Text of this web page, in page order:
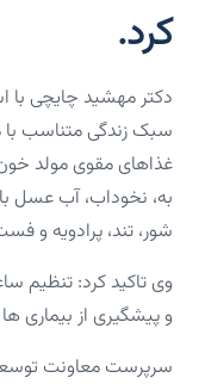
کرد.
دکتر مهشید چایچی با
سبک زندگی متناسب با
غذاهای مقوی مولد
به، نخوداب، آب عسل
شور، تند، پرادویه و
وی تاکید کرد: تنظیم
و پیشگیری از بیماری
سرپرست معاونت توسعه